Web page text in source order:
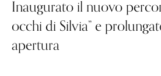
Inaugurato il nuovo
occhi di Silvia” e
apertura